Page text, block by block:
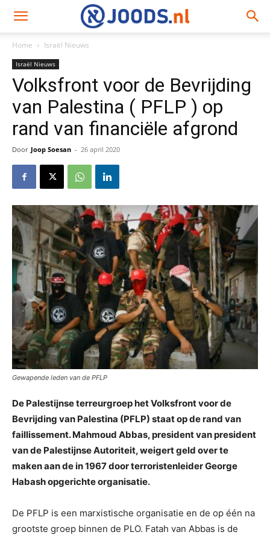
Home Israël Nieuws
Israël Nieuws
Volksfront voor de Bevrijding
van Palestina ( PFLP ) op
rand van financiële afgrond
Door Joop Soesan - 26 april 2020
Gewapende leden van de PFLP
De Palestijnse terreurgroep het Volksfront voor de
Bevrijding van Palestina (PFLP) staat op de rand van
faillissement. Mahmoud Abbas, president van president
van de Palestijnse Autoriteit, weigert geld over te
maken aan de in 1967 door terroristenleider George
Habash opgerichte organisatie.
De PFLP is een marxistische organisatie en de op één na
grootste groep binnen de PLO. Fatah van Abbas is de